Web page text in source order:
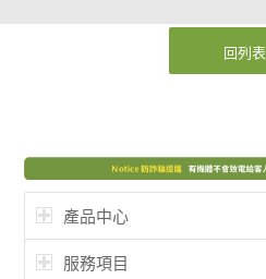
回列表
產品中心
服務項目